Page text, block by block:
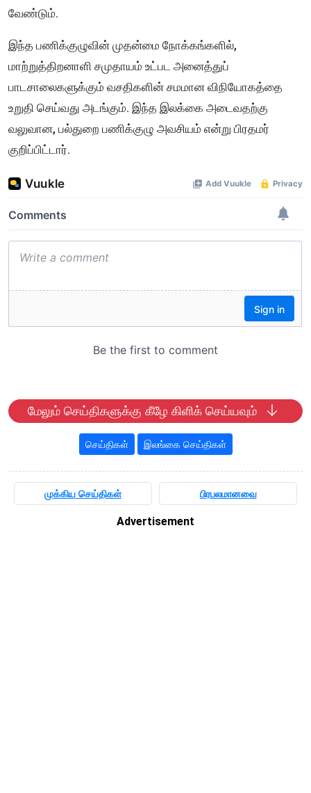
வேண்டும்.
இந்த பணிக்குழுவின் முதன்மை நோக்கங்களில்,
மாற்றுத்திறனாளி சமுதாயம் உட்பட அனைத்துப்
பாடசாலைகளுக்கும் வசதிகளின் சமமான விநியோகத்தை
உறுதி செய்வது அடங்கும். இந்த இலக்கை அடைவதற்கு
வலுவான, பல்துறை பணிக்குழு அவசியம் என்று பிரதமர்
குறிப்பிட்டார்.
மேலும் செய்திகளுக்கு கீழே கிளிக் செய்யவும்
செய்திகள் இலங்கை செய்திகள்
முக்கிய செய்திகள் பிரபலமானவை
Advertisement